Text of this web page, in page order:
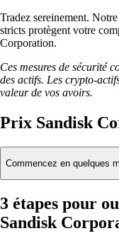
Tradez sereinement.
stricts protègent votre
Corporation.
Ces mesures de sécurité
des actifs. Les crypto-
valeur de vos avoirs.
Prix Sandisk
Commencez en quelques
3 étapes pour
Sandisk